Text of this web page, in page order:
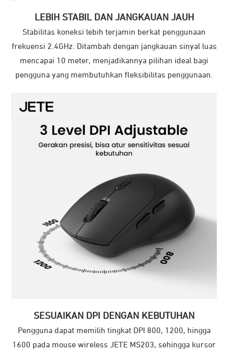
LEBIH STABIL DAN JANGKAUAN JAUH
Stabilitas koneksi lebih terjamin berkat penggunaan
frekuensi 2.4GHz. Ditambah dengan jangkauan sinyal luas
mencapai 10 meter, menjadikannya pilihan ideal bagi
pengguna yang membutuhkan fleksibilitas penggunaan.
SESUAIKAN DPI DENGAN KEBUTUHAN
Pengguna dapat memilih tingkat DPI 800, 1200, hingga
1600 pada mouse wireless JETE MS203, sehingga kursor